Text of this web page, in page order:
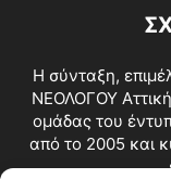
Η σύνταξη,
ΝΕΟΛΟΓΟΥ
ομάδας του
από το 2005 και